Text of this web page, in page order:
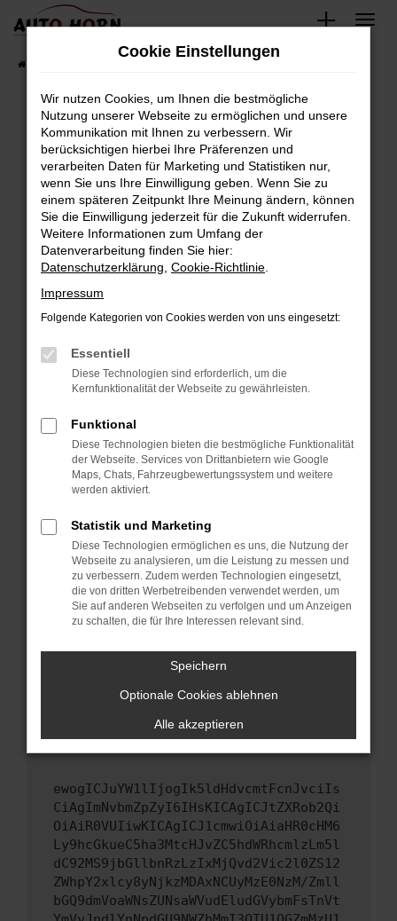
Zum
springen
Fahrzeugbestand
Fehler: Network Error
Beim Laden ist ein Fehler aufgetreten.
Hier sind ein paar Tipps, die dir helfen können:
Überprüfe deine Firewall und deine
Internetverbindung.
Laden andere Webseiten, zum Beispiel deine
Suchmaschine?
Prüfe deine Browsererweiterungen.
können das Laden bestimmter Seiten
verhindern. Funktioniert die Seite in einem
anderen Browser oder in einem privaten
Starte dein Gerät neu.
Das kann manchmal helfen, vorübergehende
Probleme zu beheben.
Betriebssystem auf dem neuesten Stand
sind.
Veraltete Software birgt nicht nur ein
Sicherheitsrisiko, sondern kann auch dazu
führen, dass bestimmte Funktionen nicht mehr
unterstützt werden.
Wende dich an den Webseitenbetreiber.
Wenn du alle oben genannten Schritte versucht
hast, kontaktiere uns bitte. Wir werden
versuchen, das Problem zu beheben. Du kannst
uns diesen Text schicken, um uns bei der
ewogICJuYW1lIjogIk5ldHdvcmtFcnJvciIs
CiAgImNvbmZpZyI6IHsKICAgICJtZXRob2Qi
OiAiR0VUIiwKICAgICJ1cmwiOiAiaHR0cHM6
Ly9hcGkueC5ha3MtcHJvZC5hdWRhcmlzLm5l
dC92MS9jbGllbnRzLzIxMjQvd2Vic2l0ZS12
ZWhpY2xlcy8yNjkzMDAxNCUyMzE0NzM/Zmll
bGQ9dmVoaWNsZUNsaWVudEludGVybmFsTnVt
Cookie Einstellungen
Wir nutzen Cookies, um Ihnen die bestmögliche
Nutzung unserer Webseite zu ermöglichen und unsere
Kommunikation mit Ihnen zu verbessern. Wir
berücksichtigen hierbei Ihre Präferenzen und
verarbeiten Daten für Marketing und Statistiken nur,
wenn Sie uns Ihre Einwilligung geben. Wenn Sie zu
einem späteren Zeitpunkt Ihre Meinung ändern, können
Sie die Einwilligung jederzeit für die Zukunft widerrufen.
Weitere Informationen zum Umfang der
Datenverarbeitung finden Sie hier:
Datenschutzerklärung Cookie-Richtlinie
Impressum
Folgende Kategorien von Cookies werden von uns eingesetzt:
Essentiell
Diese Technologien sind erforderlich, um die
Kernfunktionalität der Webseite zu gewährleisten.
Funktional
Diese Technologien bieten die bestmögliche Funktionalität
der Webseite. Services von Drittanbietern wie Google
Maps, Chats, Fahrzeugbewertungssystem und weitere
werden aktiviert.
Statistik und Marketing
Diese Technologien ermöglichen es uns, die Nutzung der
Webseite zu analysieren, um die Leistung zu messen und
zu verbessern. Zudem werden Technologien eingesetzt,
die von dritten Werbetreibenden verwendet werden, um
Sie auf anderen Webseiten zu verfolgen und um Anzeigen
zu schalten, die für Ihre Interessen relevant sind.
Speichern
Optionale Cookies ablehnen
Alle akzeptieren